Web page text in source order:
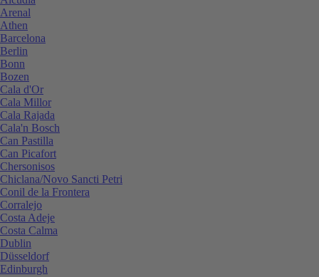
Arenal
Athen
Barcelona
Berlin
Bonn
Bozen
Cala d'Or
Cala Millor
Cala Rajada
Cala'n Bosch
Can Pastilla
Can Picafort
Chersonisos
Chiclana/Novo Sancti Petri
Conil de la Frontera
Corralejo
Costa Adeje
Costa Calma
Dublin
Düsseldorf
Edinburgh